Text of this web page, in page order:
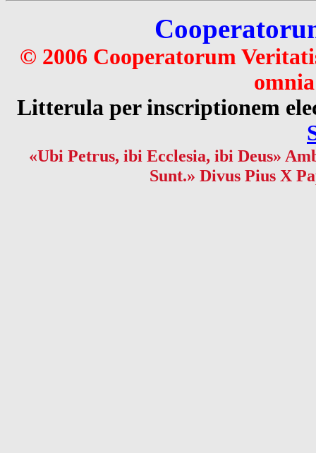
© 2006 Cooperatorum
Litterula per inscriptionem
«Ubi Petrus, ibi Ecclesia, ibi Deus»
Sunt.» Divus Pius X